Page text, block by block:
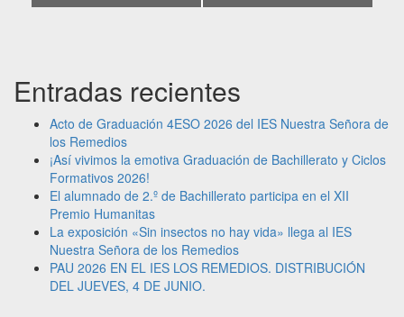
Entradas recientes
Acto de Graduación 4ESO 2026 del IES Nuestra Señora de
los Remedios
¡Así vivimos la emotiva Graduación de Bachillerato y Ciclos
Formativos 2026!
El alumnado de 2.º de Bachillerato participa en el XII
Premio Humanitas
La exposición «Sin insectos no hay vida» llega al IES
Nuestra Señora de los Remedios
PAU 2026 EN EL IES LOS REMEDIOS. DISTRIBUCIÓN
DEL JUEVES, 4 DE JUNIO.